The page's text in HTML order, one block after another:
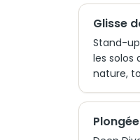
Glisse
Stand-
les solos
nature,